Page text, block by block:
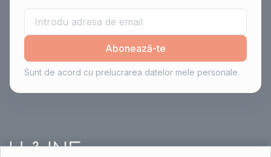
Abonează-te
Sunt de acord cu prelucrarea datelor mele personale.